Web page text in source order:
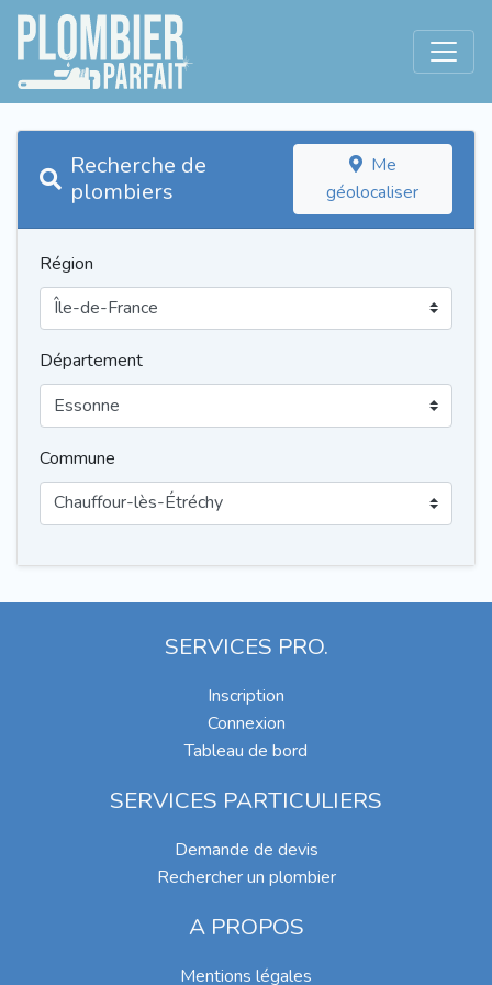
Recherche de
plombiers
Me
géolocaliser
Région
Département
Commune
SERVICES PRO.
Inscription
Connexion
Tableau de bord
SERVICES PARTICULIERS
Demande de devis
Rechercher un plombier
A PROPOS
Mentions légales